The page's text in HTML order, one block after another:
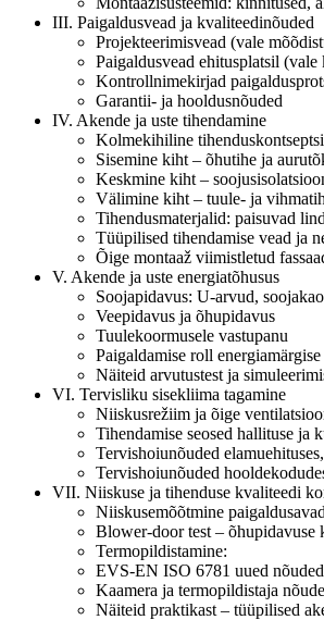
III. Paigaldusvead ja kvaliteedinõuded
Projekteerimisvead (vale
Paigaldusvead ehitusplatsil
Kontrollnimekirjad
Garantii- ja hooldusnõuded
IV. Akende ja uste tihendamine
Kolmekihiline
Sisemine kiht – õhutihe ja
Keskmine kiht –
Välimine kiht – tuule- ja
Tihendusmaterjalid: paisuvad
Tüüpilised tihendamise vead ja
Õige montaaž viimistletud
V. Akende ja uste energiatõhusus
Soojapidavus: U-arvud,
Veepidavus ja õhupidavus
Tuulekoormusele vastupanu
Paigaldamise roll
Näiteid arvutustest ja
VI. Tervisliku sisekliima tagamine
Niiskusrežiim ja õige
Tihendamise seosed hallituse ja
Tervishoiunõuded
Tervishoiunõuded
VII. Niiskuse ja tihenduse kvaliteedi
Niiskusemõõtmine
Blower-door test – õhupidavuse
Termopildistamine:
EVS-EN ISO 6781 uued nõuded
Kaamera ja termopildistaja
Näiteid praktikast – tüüpilised